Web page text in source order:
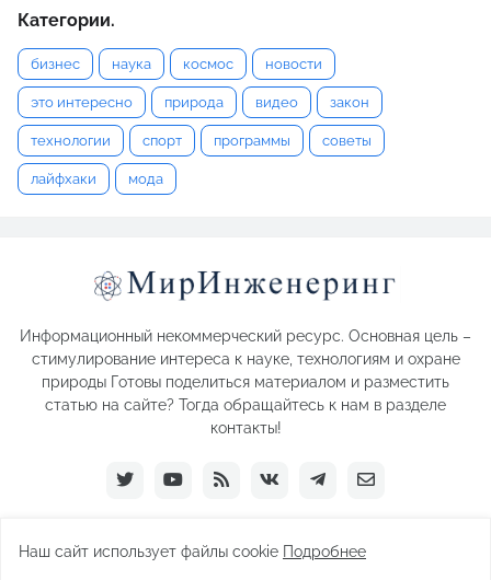
Категории.
бизнес наука космос новости
это интересно природа видео закон
технологии спорт программы советы
лайфхаки мода
Информационный некоммерческий ресурс. Основная цель –
стимулирование интереса к науке, технологиям и охране
природы Готовы поделиться материалом и разместить
статью на сайте? Тогда обращайтесь к нам в разделе
контакты!
Наш сайт использует файлы cookie Подробнее